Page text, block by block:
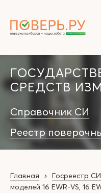
СРЕДСТВ
Справочник СИ
Реестр
Главная Госреестр СИ
моделей 16 EWR-VS, 16